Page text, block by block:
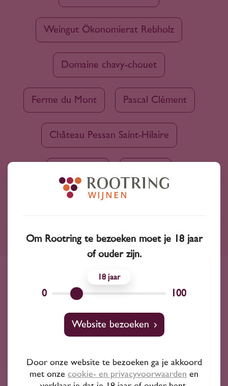
Weingut Ökonomierat Rebholz
Domaine chavy-chouet
Ferme du Mont Pascal Clément
Château Pessan Saint-Hilaire
Ruim assortiment
4000+ wijnen in ons assortiment
Advies nodig?
Om Rootring te bezoeken moet je 18 jaar
of ouder zijn.
0
18
100
Website bezoeken
Door onze website te bezoeken ga je akkoord
met onze cookie- en privacyvoorwaarden en